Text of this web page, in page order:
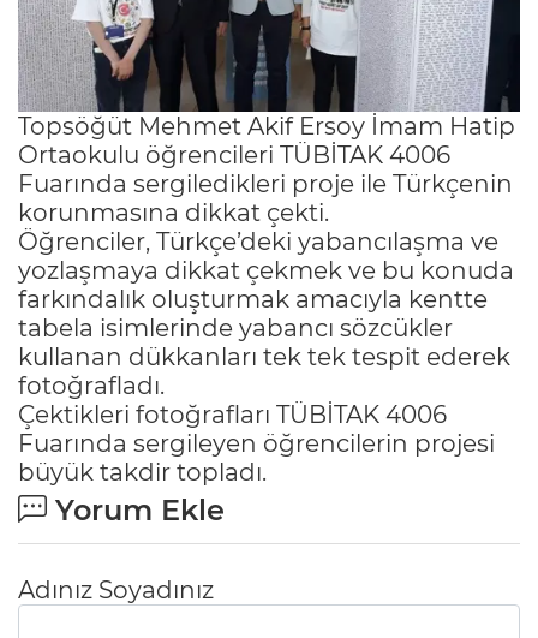
Topsöğüt Mehmet Akif Ersoy İmam Hatip
Ortaokulu öğrencileri TÜBİTAK 4006
Fuarında sergiledikleri proje ile Türkçenin
korunmasına dikkat çekti.
Öğrenciler, Türkçe’deki yabancılaşma ve
yozlaşmaya dikkat çekmek ve bu konuda
farkındalık oluşturmak amacıyla kentte
tabela isimlerinde yabancı sözcükler
kullanan dükkanları tek tek tespit ederek
fotoğrafladı.
Çektikleri fotoğrafları TÜBİTAK 4006
Fuarında sergileyen öğrencilerin projesi
büyük takdir topladı.
Yorum Ekle
Adınız Soyadınız